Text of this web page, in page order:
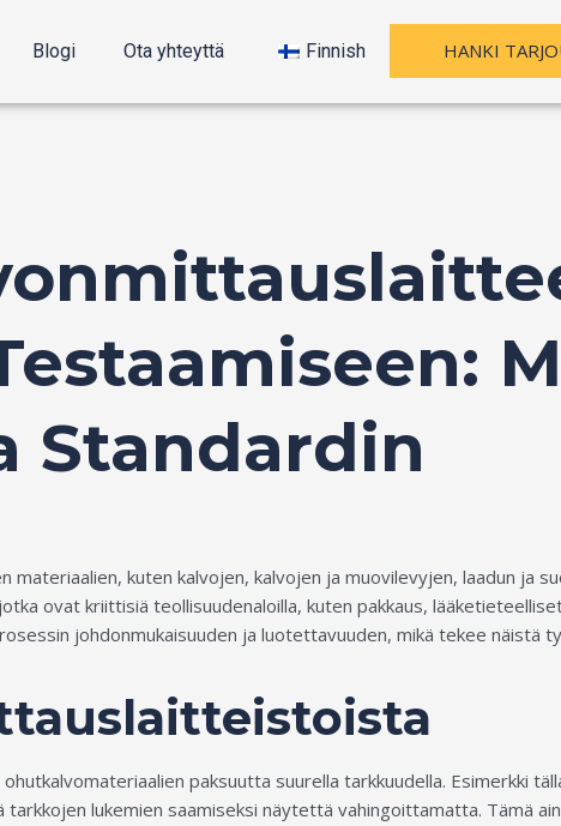
Blogi Ota yhteyttä Finnish HANKI
Standardin
kuten kalvojen, kalvojen ja muovilevyjen, laadun ja
ovat kriittisiä teollisuudenaloilla, kuten pakkaus,
johdonmukaisuuden ja luotettavuuden, mikä tekee näistä
paksuutta suurella tarkkuudella. Esimerkki
lukemien saamiseksi näytettä vahingoittamatta. Tämä